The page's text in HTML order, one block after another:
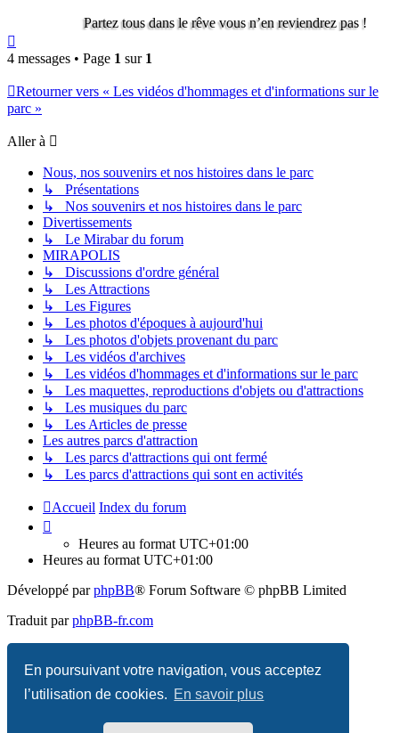
En poursuivant votre navigation, vous acceptez
l’utilisation de cookies. En savoir plus
Partez tous dans le rêve vous n’en reviendrez pas !
4 messages • Page 1 sur 1
Retourner vers « Les vidéos d'hommages et d'informations sur le
parc »
Aller à
Nous, nos souvenirs et nos histoires dans le parc
↳ Présentations
↳ Nos souvenirs et nos histoires dans le parc
Divertissements
↳ Le Mirabar du forum
MIRAPOLIS
↳ Discussions d'ordre général
↳ Les Attractions
↳ Les Figures
↳ Les photos d'époques à aujourd'hui
↳ Les photos d'objets provenant du parc
↳ Les vidéos d'archives
↳ Les vidéos d'hommages et d'informations sur le parc
↳ Les maquettes, reproductions d'objets ou d'attractions
↳ Les musiques du parc
↳ Les Articles de presse
Les autres parcs d'attraction
↳ Les parcs d'attractions qui ont fermé
↳ Les parcs d'attractions qui sont en activités
Accueil Index du forum
Heures au formatUTC+01:00
Heures au formatUTC+01:00
Développé parphpBB® Forum Software © phpBB Limited
Traduit parphpBB-fr.com
Confidentialité